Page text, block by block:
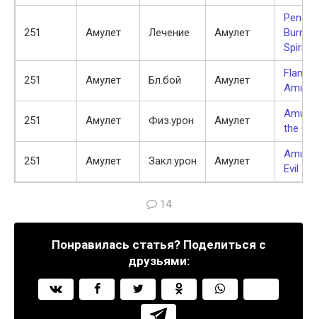
251 Амулет Лечение Амулет
Spirits
251 Амулет Бл.бой Амулет
Amulet
251 Амулет Физ.урон Амулет
the
251 Амулет Закл.урон Амулет
Evil
14
Понравилась статья? Поделиться с
друзьями: